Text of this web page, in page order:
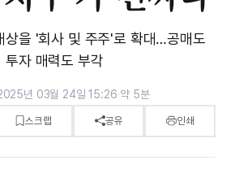
상을 '회사 및 주주'로 확대…공매도
투자 매력도 부각
년 03월 24일 15:26·약 5분
스크랩 공유 인쇄